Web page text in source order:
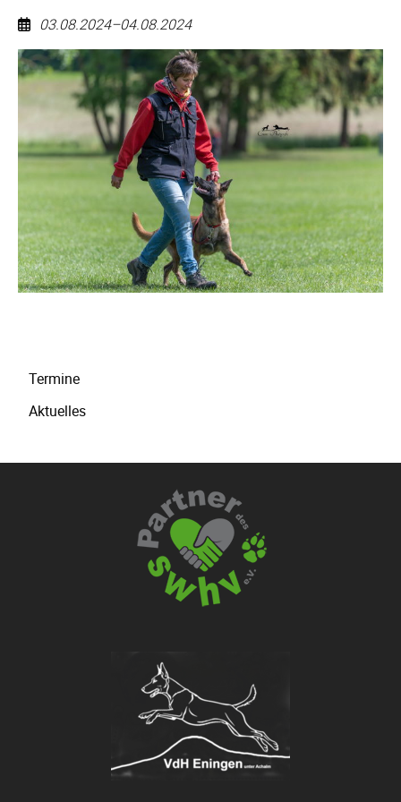
03.08.2024–04.08.2024
VDH-
DM-
GHS
überspringen
Termine
Aktuelles